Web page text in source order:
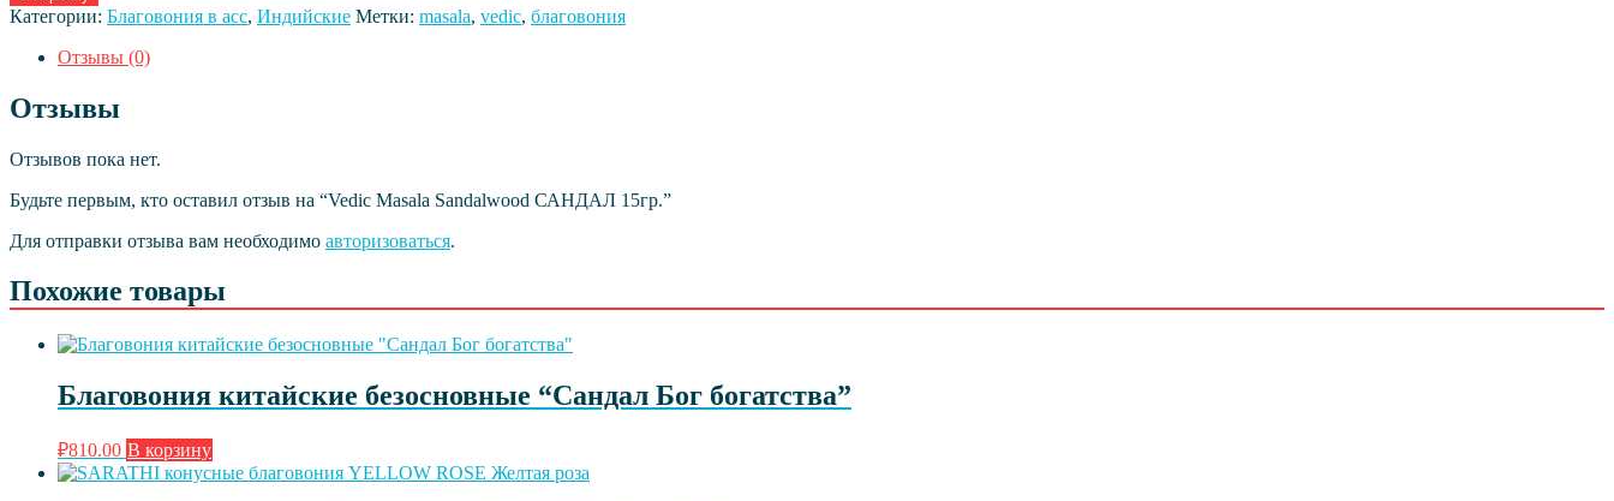
Категории: Благовония в асс, Индийские Метки: masala, vedic, благовония
Отзывы (0)
Отзывы
Отзывов пока нет.
Будьте первым, кто оставил отзыв на “Vedic Masala Sandalwood САНДАЛ 15гр.”
Для отправки отзыва вам необходимо авторизоваться.
Похожие товары
Благовония китайские безосновные “Сандал Бог богатства”
₽810.00 В корзину